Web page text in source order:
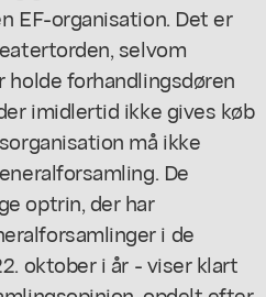
EF-organisation. Det er
selvom
forhandlingsdøren
imidlertid ikke gives køb
må ikke
De
optrin, der har
i de
oktober i år - viser klart